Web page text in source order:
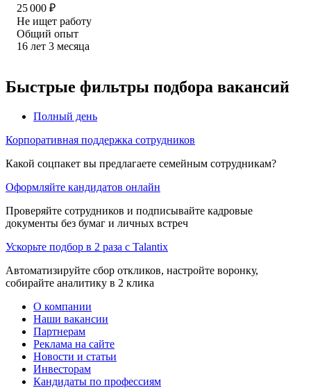
25 000 ₽
Не ищет работу
Общий опыт
16 лет 3 месяца
Быстрые фильтры подбора вакансий
Полный день
Корпоративная поддержка сотрудников
Какой соцпакет вы предлагаете семейным сотрудникам?
Оформляйте кандидатов онлайн
Проверяйте сотрудников и подписывайте кадровые
документы без бумаг и личных встреч
Ускорьте подбор в 2 раза с Talantix
Автоматизируйте сбор откликов, настройте воронку,
собирайте аналитику в 2 клика
О компании
Наши вакансии
Партнерам
Реклама на сайте
Новости и статьи
Инвесторам
Кандидаты по профессиям